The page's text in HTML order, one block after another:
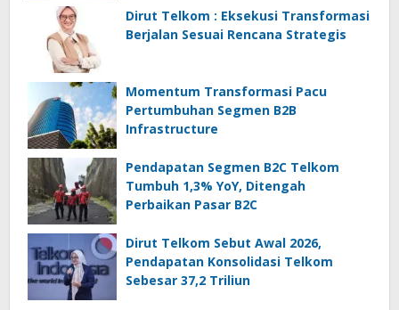
Dirut Telkom : Eksekusi Transformasi
Berjalan Sesuai Rencana Strategis
Momentum Transformasi Pacu
Pertumbuhan Segmen B2B
Infrastructure
Pendapatan Segmen B2C Telkom
Tumbuh 1,3% YoY, Ditengah
Perbaikan Pasar B2C
Dirut Telkom Sebut Awal 2026,
Pendapatan Konsolidasi Telkom
Sebesar 37,2 Triliun